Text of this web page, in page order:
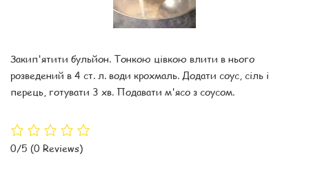
Закип'ятити бульйон. Тонкою цівкою влити в нього
розведений в 4 ст. л. води крохмаль. Додати соус, сіль і
перець, готувати 3 хв. Подавати м'ясо з соусом.
0/5 (0 Reviews)